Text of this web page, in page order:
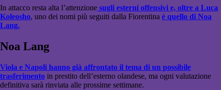
In attacco resta alta l’attenzione sugli esterni offensivi e, oltre a Luca
Koleosho, uno dei nomi più seguiti dalla Fiorentina è quello di Noa
Lang.
Noa Lang
Viola e Napoli hanno già affrontato il tema di un possibile
trasferimento in prestito dell’esterno olandese, ma ogni valutazione
definitiva sarà rinviata alle prossime settimane.